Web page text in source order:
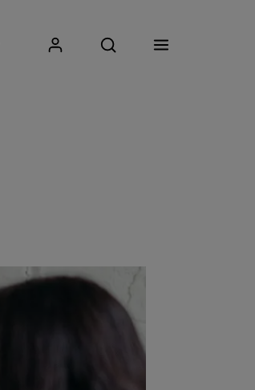
Mitt KristianiaÅpne søk
Skriv inn søkefrase
Søk
Meny